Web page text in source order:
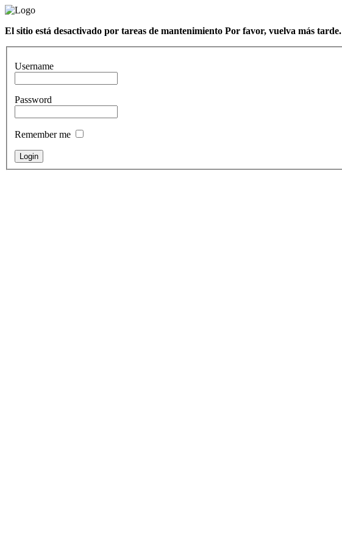
El sitio está desactivado por tareas de mantenimiento Por favor, vuelva más tarde.
Username
Password
Remember me